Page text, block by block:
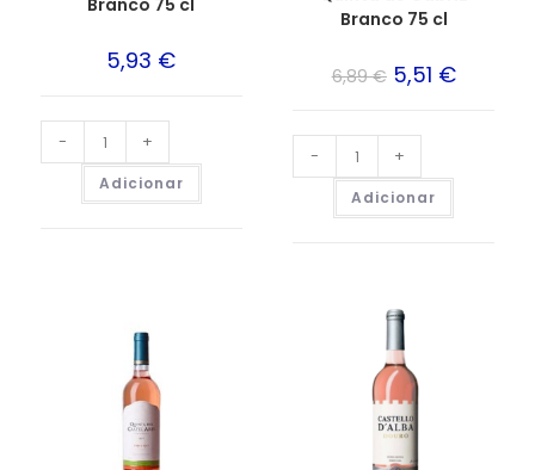
Branco 75 cl
5,93 €
- +
Adicionar
Branco 75 cl
6,89€ 5,51 €
- +
Adicionar